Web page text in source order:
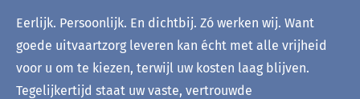
Eerlijk. Persoonlijk. En dichtbij. Zó werken wij. Want
goede uitvaartzorg leveren kan écht met alle vrijheid
voor u om te kiezen, terwijl uw kosten laag blijven.
Tegelijkertijd staat uw vaste, vertrouwde